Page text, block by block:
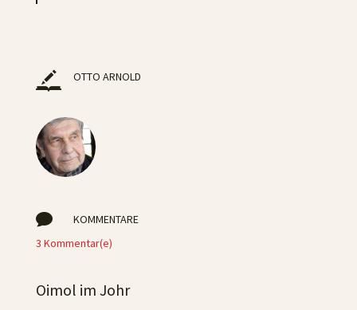
OTTO ARNOLD

KOMMENTARE
3 Kommentar(e)
Oimol im Johr